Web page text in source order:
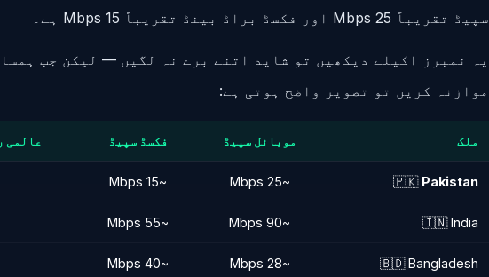
سپیڈ تقریباً 25 Mbps اور فکسڈ براڈ بینڈ تقریباً 15 Mbps ہے۔
یہ نمبرز اکیلے دیکھیں تو شاید اتنے برے نہ لگیں — لیکن جب
موازنہ کریں تو تصویر واضح ہوتی ہے:
ملک موبائل سپیڈ فکسڈ سپیڈ عالمی
🇵🇰 Pakistan
~25 Mbps
~15 Mbps
🇮🇳 India
~90 Mbps
~55 Mbps
🇧🇩 Bangladesh
~28 Mbps
~40 Mbps